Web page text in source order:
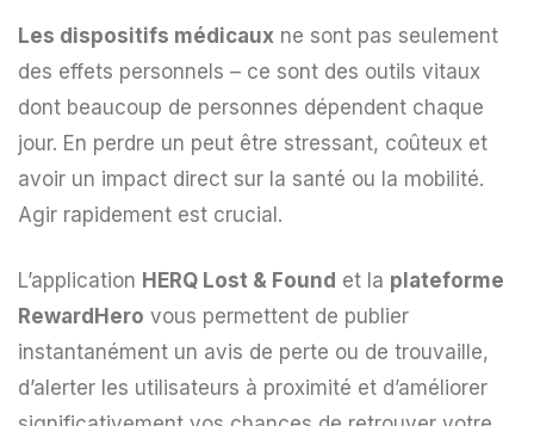
Les dispositifs médicaux ne sont pas seulement
des effets personnels – ce sont des outils vitaux
dont beaucoup de personnes dépendent chaque
jour. En perdre un peut être stressant, coûteux et
avoir un impact direct sur la santé ou la mobilité.
Agir rapidement est crucial.
L’application HERQ Lost & Found et la plateforme
RewardHero vous permettent de publier
instantanément un avis de perte ou de trouvaille,
d’alerter les utilisateurs à proximité et d’améliorer